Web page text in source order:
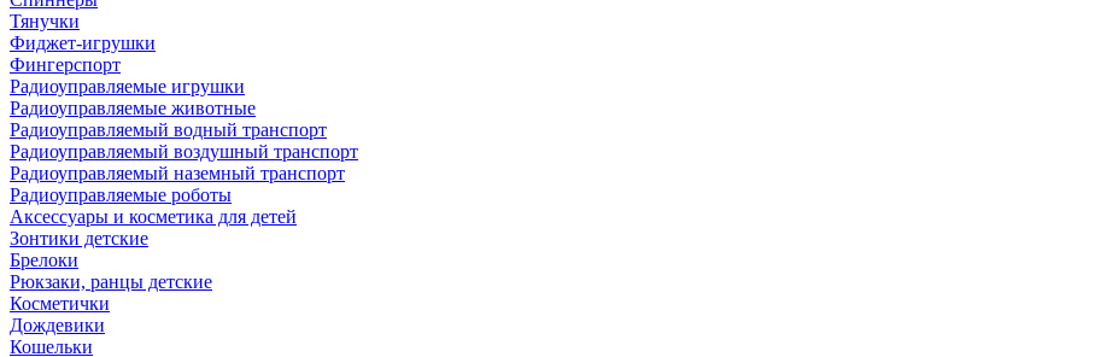
Тянучки
Фиджет-игрушки
Фингерспорт
Радиоуправляемые игрушки
Радиоуправляемые животные
Радиоуправляемый водный транспорт
Радиоуправляемый воздушный транспорт
Радиоуправляемый наземный транспорт
Радиоуправляемые роботы
Аксессуары и косметика для детей
Зонтики детские
Брелоки
Рюкзаки, ранцы детские
Косметички
Дождевики
Кошельки